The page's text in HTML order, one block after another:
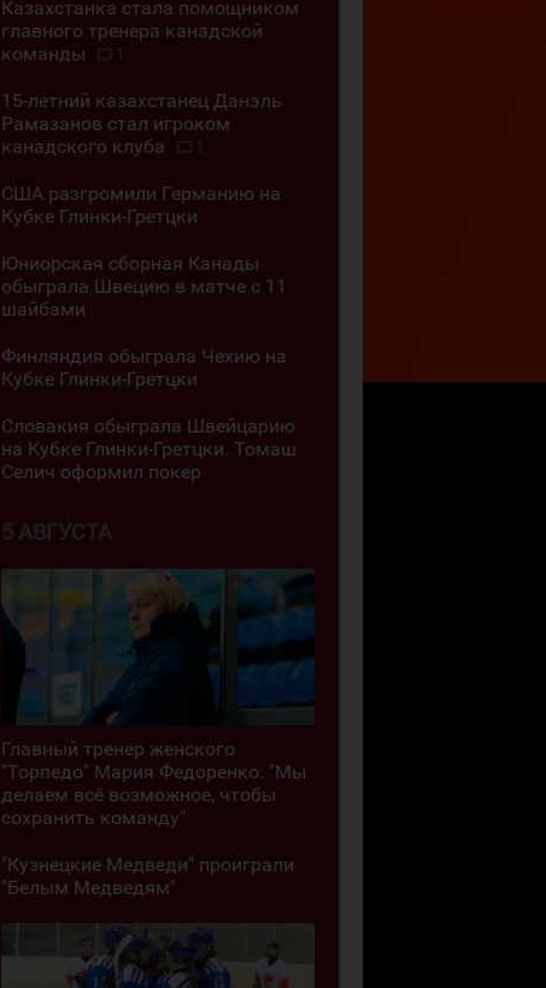
Казахстанка стала помощником
главного тренера канадской
команды
1
15-летний казахстанец Данэль
Рамазанов стал игроком
канадского клуба
1
США разгромили Германию на
Кубке Глинки-Гретцки
Юниорская сборная Канады
обыграла Швецию в матче с 11
шайбами
Финляндия обыграла Чехию на
Кубке Глинки-Гретцки
Словакия обыграла Швейцарию
на Кубке Глинки-Гретцки. Томаш
Селич оформил покер
5 АВГУСТА
Главный тренер женского
"Торпедо" Мария Федоренко: "Мы
делаем всё возможное, чтобы
сохранить команду"
"Кузнецкие Медведи" проиграли
"Белым Медведям"